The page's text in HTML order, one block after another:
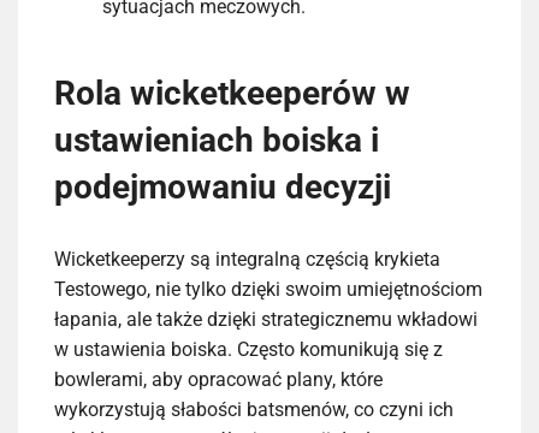
sytuacjach meczowych.
Rola wicketkeeperów w
ustawieniach boiska i
podejmowaniu decyzji
Wicketkeeperzy są integralną częścią krykieta
Testowego, nie tylko dzięki swoim umiejętnościom
łapania, ale także dzięki strategicznemu wkładowi
w ustawienia boiska. Często komunikują się z
bowlerami, aby opracować plany, które
wykorzystują słabości batsmenów, co czyni ich